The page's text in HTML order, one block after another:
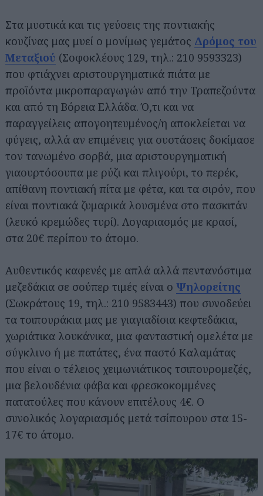
Στα μυστικά και τις γεύσεις της ποντιακής
κουζίνας μας μυεί ο μονίμως γεμάτος Δρόμος του
Μεταξιού (Σοφοκλέους 129, τηλ.: 210 9593323)
που φτιάχνει αριστουργηματικά πιάτα με
προϊόντα μικροπαραγωγών από την Τραπεζούντα
και από τη Βόρεια Ελλάδα. Ό,τι και να
παραγγείλεις απογοητευμένος/η αποκλείεται να
φύγεις, αλλά αν επιμένεις για συστάσεις δοκίμασε
τον τανωμένο σορβά, μια αριστουργηματική
γιαουρτόσουπα με ρύζι και πλιγούρι, το περέκ,
απίθανη ποντιακή πίτα με φέτα, και τα σιρόν, που
είναι ποντιακά ζυμαρικά λουσμένα στο πασκιτάν
(λευκό κρεμώδες τυρί). Λογαριασμός με κρασί,
στα 20€ περίπου το άτομο.
Αυθεντικός καφενές με απλά αλλά πεντανόστιμα
μεζεδάκια σε σούπερ τιμές είναι ο Ψηλορείτης
(Σωκράτους 19, τηλ.: 210 9583443) που συνοδεύει
τα τσιπουράκια μας με γιαγιαδίσια κεφτεδάκια,
χωριάτικα λουκάνικα, μια φανταστική ομελέτα με
σύγκλινο ή με πατάτες, ένα παστό Καλαμάτας
που είναι ο τέλειος χειμωνιάτικος τσιπουρομεζές,
μια βελουδένια φάβα και φρεσκοκομμένες
πατατούλες που κάνουν επιτέλους 4€. Ο
συνολικός λογαριασμός μετά τσίπουρου στα 15-
17€ το άτομο.